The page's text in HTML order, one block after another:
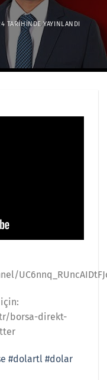
TARIHINDE YAYINLANDI
için:
borsa-direkt-
#dolartl #dolar